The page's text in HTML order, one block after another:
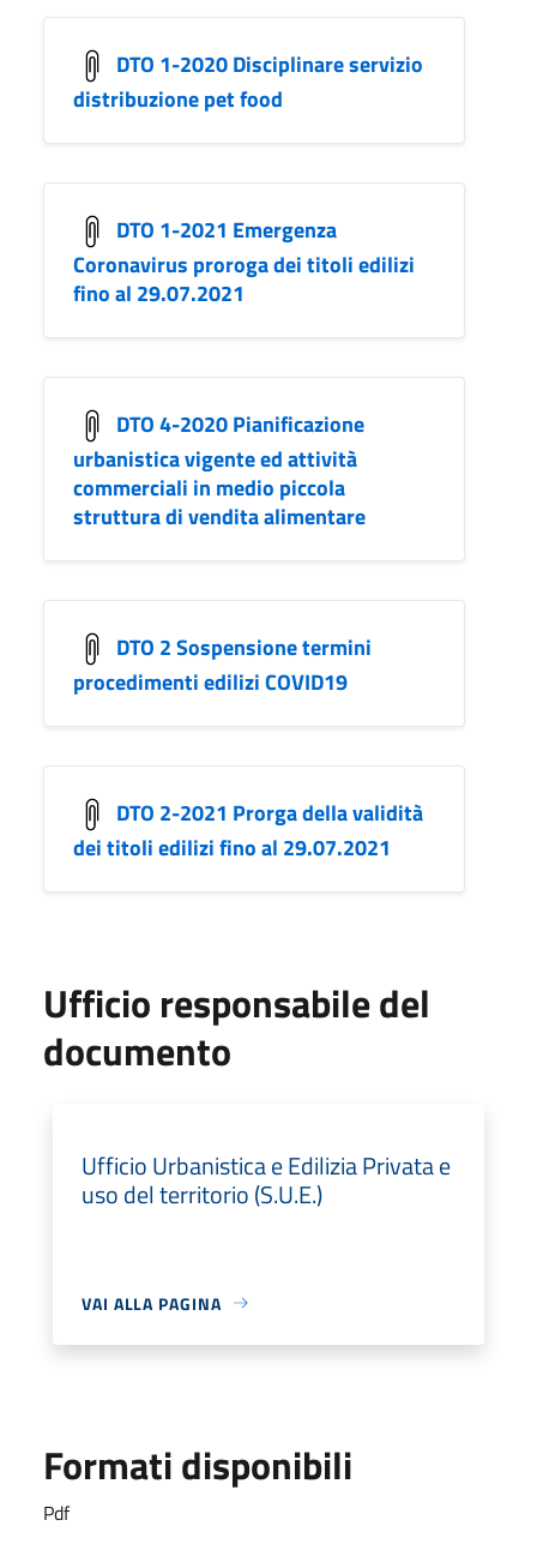
DTO 1-2020 Disciplinare servizio
distribuzione pet food
DTO 1-2021 Emergenza
Coronavirus proroga dei titoli edilizi
fino al 29.07.2021
DTO 4-2020 Pianificazione
urbanistica vigente ed attività
commerciali in medio piccola
struttura di vendita alimentare
DTO 2 Sospensione termini
procedimenti edilizi COVID19
DTO 2-2021 Prorga della validità
dei titoli edilizi fino al 29.07.2021
Ufficio responsabile del
documento
Ufficio Urbanistica e Edilizia Privata e
uso del territorio (S.U.E.)
VAI ALLA PAGINA
Formati disponibili
Pdf